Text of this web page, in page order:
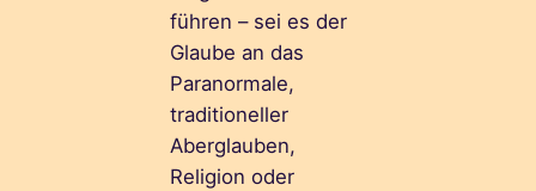
führen – sei es der
Glaube an das
Paranormale,
traditioneller
Aberglauben,
Religion oder